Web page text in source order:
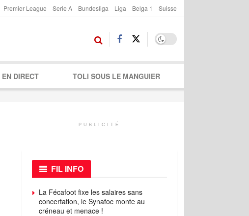
Premier League Serie A Bundesliga Liga Belga 1 Suisse
EN DIRECT TOLI SOUS LE MANGUIER
PUBLICITÉ
FIL INFO
La Fécafoot fixe les salaires sans
concertation, le Synafoc monte au
créneau et menace !